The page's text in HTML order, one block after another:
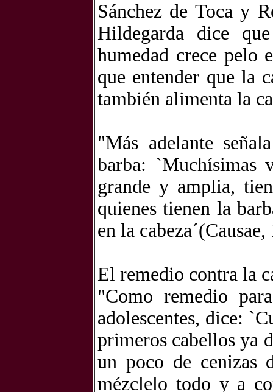
Sánchez de Toca y
Hildegarda dice
humedad crece pelo
que entender que la
también alimenta la
"Más adelante
barba: `Muchísimas
grande y amplia,
quienes tienen la
en la
El remedio contra la
"Como remedio
adolescentes, dice:
primeros cabellos ya
un poco de cenizas
mézclelo todo y a